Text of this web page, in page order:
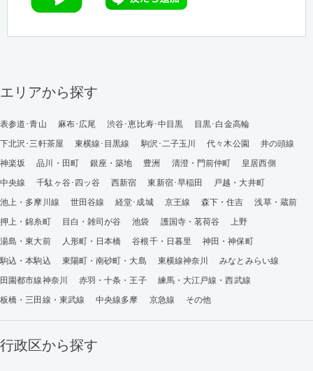
エリアから探す
表参道･青山 麻布･広尾 渋谷･恵比寿･中目黒
目黒･白金高輪
下北沢･三軒茶屋
東横線･目黒線 駒沢･二子玉川 代々木公園
井の頭線
神楽坂
品川・田町 銀座・築地 豊洲 清澄・門前仲町
皇居西側
中央線
千駄ヶ谷･四ッ谷 西新宿 東新宿･早稲田
戸越・大井町
池上・多摩川線
世田谷線 経堂･成城 京王線 森下・住吉
浅草・蔵前
押上・錦糸町
目白・雑司が谷 池袋 護国寺・茗荷谷
上野
湯島・東大前
人形町・日本橋 谷根千・日暮里
神田・神保町
駒込・本駒込
東陽町・南砂町・大島 東横線神奈川
みなとみらい線
田園都市線神奈川
赤羽・十条・王子
練馬・大江戸線・西武線
板橋・三田線・東武線
中央線多摩 京急線 その他
行政区から探す